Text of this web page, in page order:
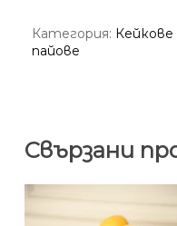
Категория: Кейкове
пайове
Свързани